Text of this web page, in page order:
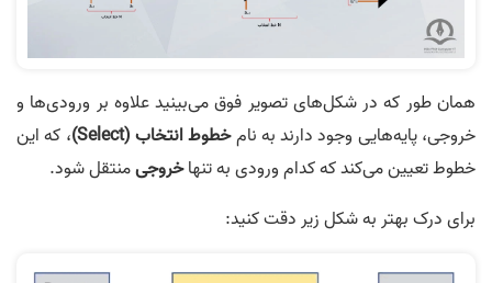
همان طور که در شکل‌های تصویر فوق می‌بینید علاوه بر ورودی‌ها و
خروجی، پایه‌هایی وجود دارند به نامخطوط انتخاب (Select
)، که این
خطوط تعیین می‌کند که کدام ورودی به تنهاخروجیمنتقل شود.
برای درک بهتر به شکل زیر دقت کنید: